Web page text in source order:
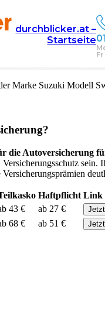
durchblicker.at –
Startseite
in Österreich
Marke Suzuki Modell
die Autoversicherung
sein.
Haftpflicht Link
43 € ab 27 €
68 € ab 51 €